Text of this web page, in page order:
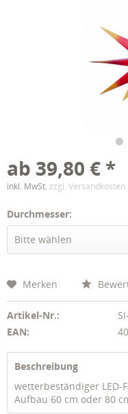
ab 39,80 € *
inkl. MwSt. zzgl. Versandkosten
Durchmesser:
Merken
Artikel-Nr.:
EAN:
Beschreibung
wetterbeständiger
Aufbau 60 cm oder 80